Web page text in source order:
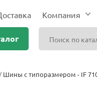
Компания
Шины с типоразмером - IF